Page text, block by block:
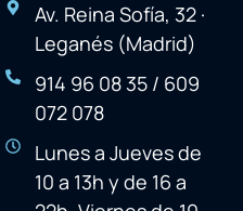
Av. Reina Sofía, 32 ·
Leganés (Madrid)
914 96 08 35 / 609
072 078
Lunes a Jueves de
10 a 13h y de 16 a